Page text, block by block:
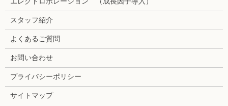
スタッフ紹介
よくあるご質問
お問い合わせ
プライバシーポリシー
サイトマップ